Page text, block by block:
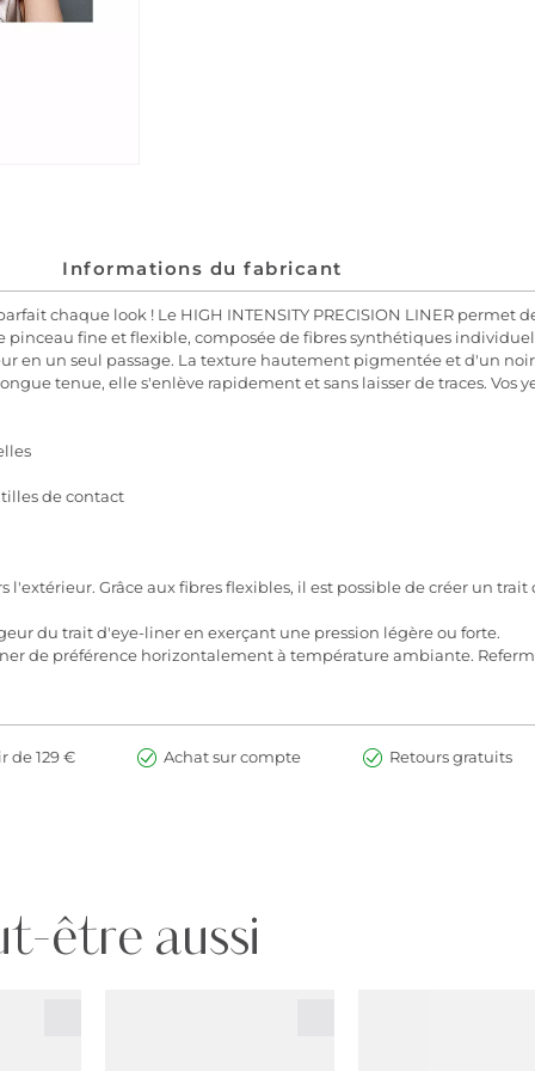
Informations du fabricant
chaque look ! Le HIGH INTENSITY PRECISION LINER
fine et flexible, composée de fibres synthétiques
en un seul passage. La texture hautement pigmentée et d'un
tenue, elle s'enlève rapidement et sans laisser de traces. Vos
de contact
Grâce aux fibres flexibles, il est possible de créer un
du trait d'eye-liner en exerçant une pression légère ou forte.
de préférence horizontalement à température ambiante.
de 129 € Achat sur compte Retours gratuits
être aussi